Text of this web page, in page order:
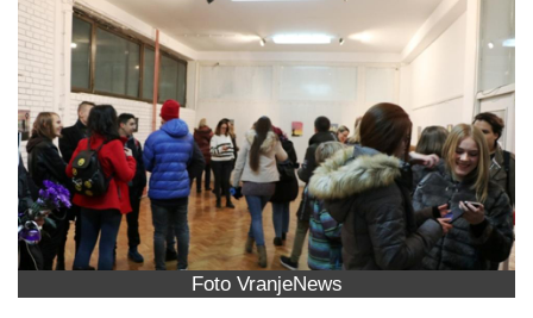
Foto VranjeNews